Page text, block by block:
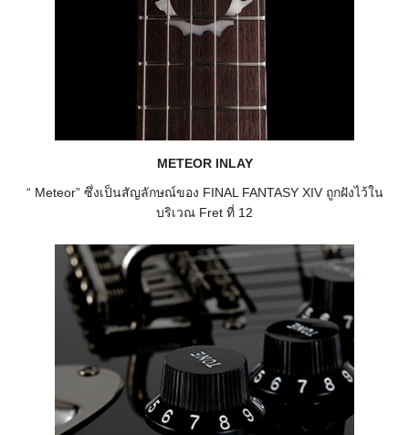
METEOR INLAY
“ Meteor” ซึ่งเป็นสัญลักษณ์ของ FINAL FANTASY XIV ถูกฝังไว้ใน
บริเวณ Fret ที่ 12